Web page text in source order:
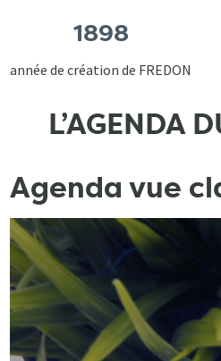
1898
année de création de FREDON
L’AGENDA
Agenda vue